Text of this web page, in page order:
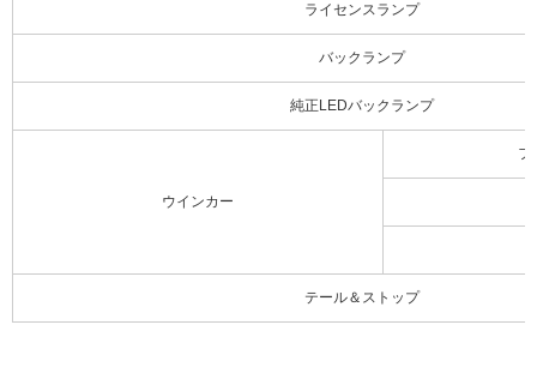
ライセンスランプ
バックランプ
純正LEDバックランプ
ウインカー
フ
テール＆ストップ